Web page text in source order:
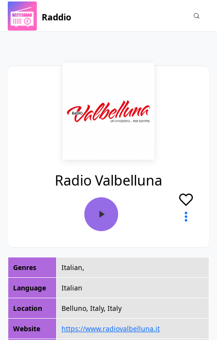
Raddio
Radio Valbelluna
Genres Italian,
Language Italian
Location Belluno, Italy, Italy
Website https://www.radiovalbelluna.it